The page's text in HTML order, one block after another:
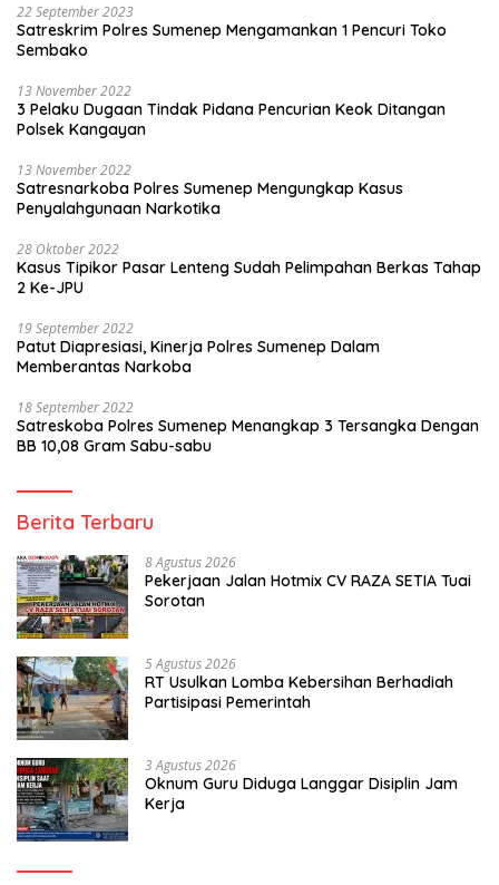
22 September 2023
Satreskrim Polres Sumenep Mengamankan 1 Pencuri Toko
Sembako
13 November 2022
3 Pelaku Dugaan Tindak Pidana Pencurian Keok Ditangan
Polsek Kangayan
13 November 2022
Satresnarkoba Polres Sumenep Mengungkap Kasus
Penyalahgunaan Narkotika
28 Oktober 2022
Kasus Tipikor Pasar Lenteng Sudah Pelimpahan Berkas Tahap
2 Ke-JPU
19 September 2022
Patut Diapresiasi, Kinerja Polres Sumenep Dalam
Memberantas Narkoba
18 September 2022
Satreskoba Polres Sumenep Menangkap 3 Tersangka Dengan
BB 10,08 Gram Sabu-sabu
Berita Terbaru
8 Agustus 2026
Pekerjaan Jalan Hotmix CV RAZA SETIA Tuai
Sorotan
5 Agustus 2026
RT Usulkan Lomba Kebersihan Berhadiah
Partisipasi Pemerintah
3 Agustus 2026
Oknum Guru Diduga Langgar Disiplin Jam
Kerja